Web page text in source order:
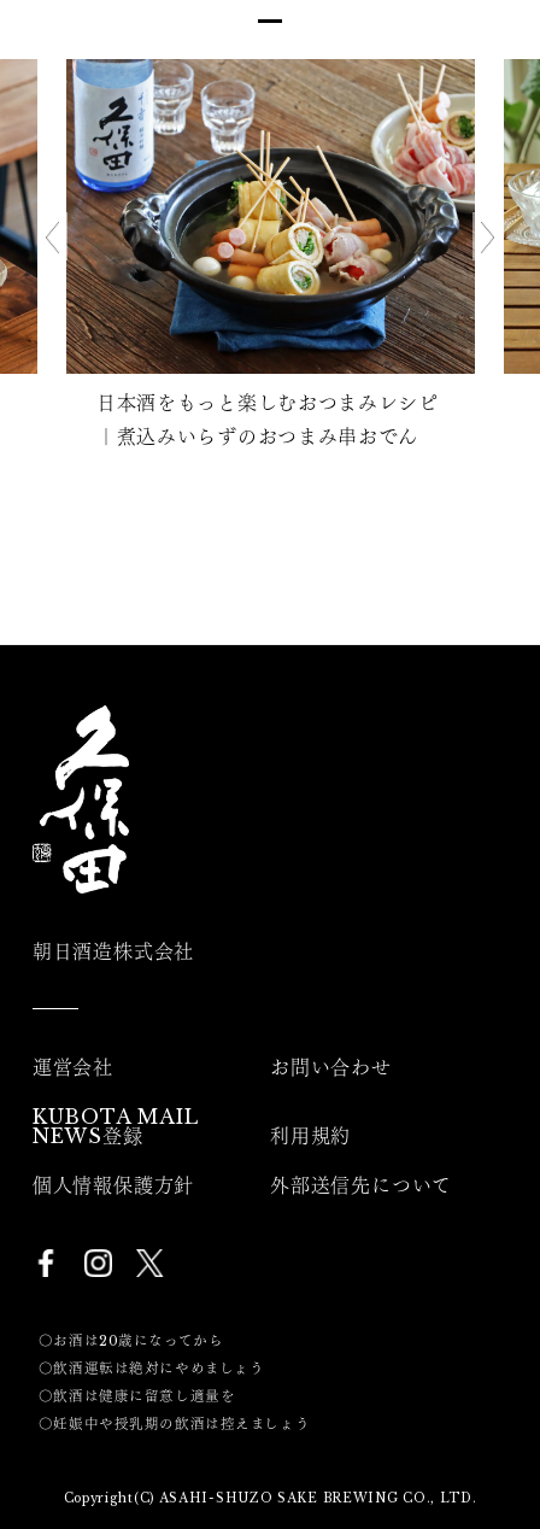
日本酒をもっと楽しむおつまみレシピ
｜煮込みいらずのおつまみ串おでん
朝日酒造株式会社
運営会社 お問い合わせ
KUBOTA MAIL
NEWS登録
利用規約
個人情報保護方針 外部送信先について
〇お酒は20歳になってから
〇飲酒運転は絶対にやめましょう
〇飲酒は健康に留意し適量を
〇妊娠中や授乳期の飲酒は控えましょう
Copyright(C) ASAHI-SHUZO SAKE BREWING CO., LTD.